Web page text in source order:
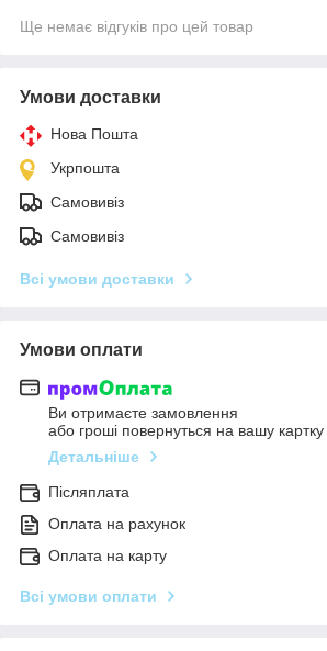
Ще немає відгуків про цей товар
Умови доставки
Нова Пошта
Укрпошта
Самовивіз
Самовивіз
Всі умови доставки
Умови оплати
Ви отримаєте замовлення
або гроші повернуться на вашу картку
Детальніше
Післяплата
Оплата на рахунок
Оплата на карту
Всі умови оплати